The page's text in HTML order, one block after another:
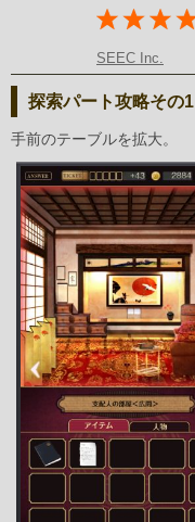
SEEC Inc.
探索パート攻略その1
手前のテーブルを拡大。